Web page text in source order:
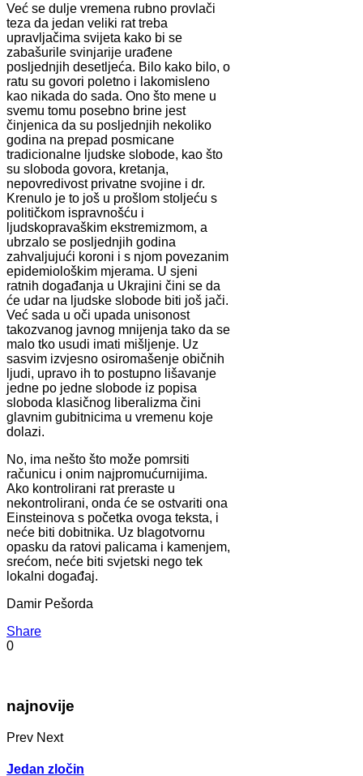
Već se dulje vremena rubno provlači
teza da jedan veliki rat treba
upravljačima svijeta kako bi se
zabašurile svinjarije urađene
posljednjih desetljeća. Bilo kako bilo, o
ratu su govori poletno i lakomisleno
kao nikada do sada. Ono što mene u
svemu tomu posebno brine jest
činjenica da su posljednjih nekoliko
godina na prepad posmicane
tradicionalne ljudske slobode, kao što
su sloboda govora, kretanja,
nepovredivost privatne svojine i dr.
Krenulo je to još u prošlom stoljeću s
političkom ispravnošću i
ljudskopravaškim ekstremizmom, a
ubrzalo se posljednjih godina
zahvaljujući koroni i s njom povezanim
epidemiološkim mjerama. U sjeni
ratnih događanja u Ukrajini čini se da
će udar na ljudske slobode biti još jači.
Već sada u oči upada unisonost
takozvanog javnog mnijenja tako da se
malo tko usudi imati mišljenje. Uz
sasvim izvjesno osiromašenje običnih
ljudi, upravo ih to postupno lišavanje
jedne po jedne slobode iz popisa
sloboda klasičnog liberalizma čini
glavnim gubitnicima u vremenu koje
dolazi.
No, ima nešto što može pomrsiti
računicu i onim najpromućurnijima.
Ako kontrolirani rat preraste u
nekontrolirani, onda će se ostvariti ona
Einsteinova s početka ovoga teksta, i
neće biti dobitnika. Uz blagotvornu
opasku da ratovi palicama i kamenjem,
srećom, neće biti svjetski nego tek
lokalni događaj.
Damir Pešorda
Share
0
najnovije
Prev Next
Jedan zločin